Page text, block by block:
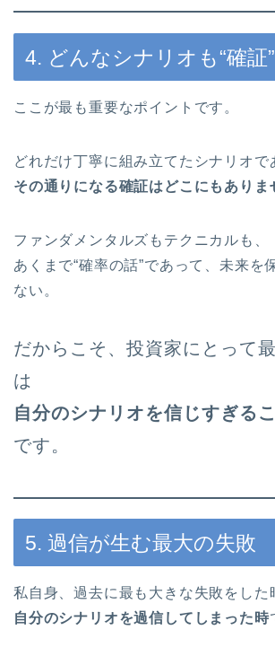
4. どんなシナリオも“確証
ここが最も重要なポイントです。
どれだけ丁寧に組み立てたシナリオで
その通りになる確証はどこにもありま
ファンダメンタルズもテクニカルも、
あくまで“確率の話”であって、未来を
ない。
だからこそ、投資家にとって
は
自分のシナリオを信じすぎる
です。
5. 過信が生む最大の失敗
私自身、過去に最も大きな失敗をした
自分のシナリオを過信してしまった時